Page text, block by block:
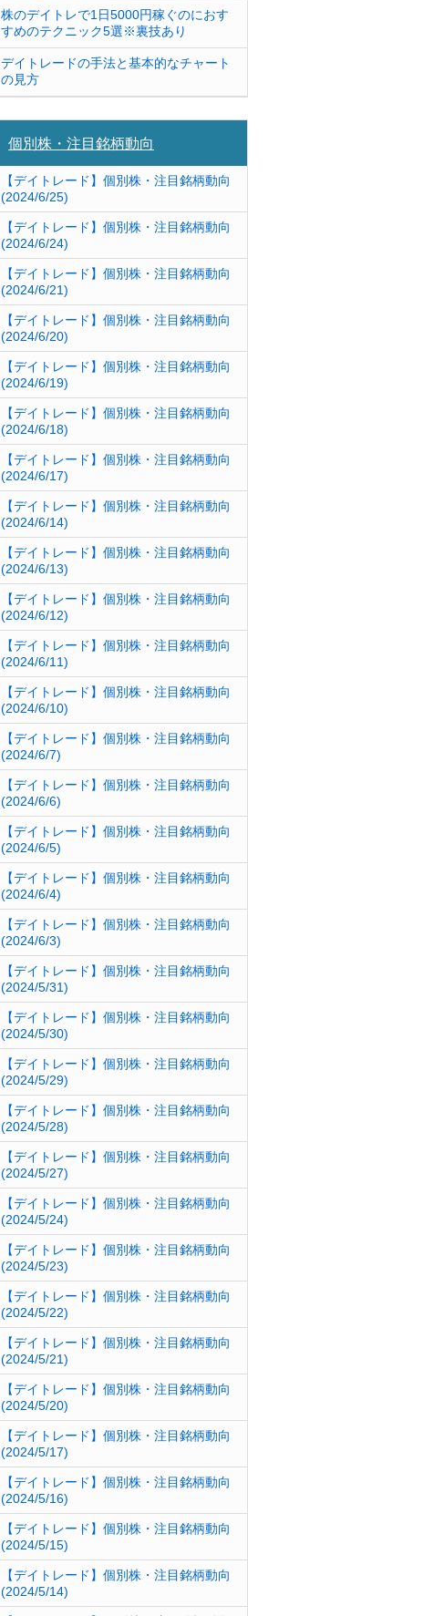
株のデイトレで1日5000円稼ぐのにおす
すめのテクニック5選※裏技あり
デイトレードの手法と基本的なチャート
の見方
個別株・注目銘柄動向
【デイトレード】個別株・注目銘柄動向
(2024/6/25)
【デイトレード】個別株・注目銘柄動向
(2024/6/24)
【デイトレード】個別株・注目銘柄動向
(2024/6/21)
【デイトレード】個別株・注目銘柄動向
(2024/6/20)
【デイトレード】個別株・注目銘柄動向
(2024/6/19)
【デイトレード】個別株・注目銘柄動向
(2024/6/18)
【デイトレード】個別株・注目銘柄動向
(2024/6/17)
【デイトレード】個別株・注目銘柄動向
(2024/6/14)
【デイトレード】個別株・注目銘柄動向
(2024/6/13)
【デイトレード】個別株・注目銘柄動向
(2024/6/12)
【デイトレード】個別株・注目銘柄動向
(2024/6/11)
【デイトレード】個別株・注目銘柄動向
(2024/6/10)
【デイトレード】個別株・注目銘柄動向
(2024/6/7)
【デイトレード】個別株・注目銘柄動向
(2024/6/6)
【デイトレード】個別株・注目銘柄動向
(2024/6/5)
【デイトレード】個別株・注目銘柄動向
(2024/6/4)
【デイトレード】個別株・注目銘柄動向
(2024/6/3)
【デイトレード】個別株・注目銘柄動向
(2024/5/31)
【デイトレード】個別株・注目銘柄動向
(2024/5/30)
【デイトレード】個別株・注目銘柄動向
(2024/5/29)
【デイトレード】個別株・注目銘柄動向
(2024/5/28)
【デイトレード】個別株・注目銘柄動向
(2024/5/27)
【デイトレード】個別株・注目銘柄動向
(2024/5/24)
【デイトレード】個別株・注目銘柄動向
(2024/5/23)
【デイトレード】個別株・注目銘柄動向
(2024/5/22)
【デイトレード】個別株・注目銘柄動向
(2024/5/21)
【デイトレード】個別株・注目銘柄動向
(2024/5/20)
【デイトレード】個別株・注目銘柄動向
(2024/5/17)
【デイトレード】個別株・注目銘柄動向
(2024/5/16)
【デイトレード】個別株・注目銘柄動向
(2024/5/15)
【デイトレード】個別株・注目銘柄動向
(2024/5/14)